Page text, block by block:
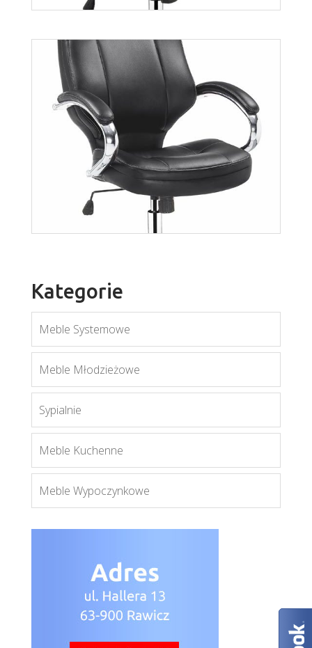
Więcej
Cody
Więcej
Bryant
Kategorie
Meble Systemowe
Meble Młodzieżowe
Sypialnie
Meble Kuchenne
Meble Wypoczynkowe